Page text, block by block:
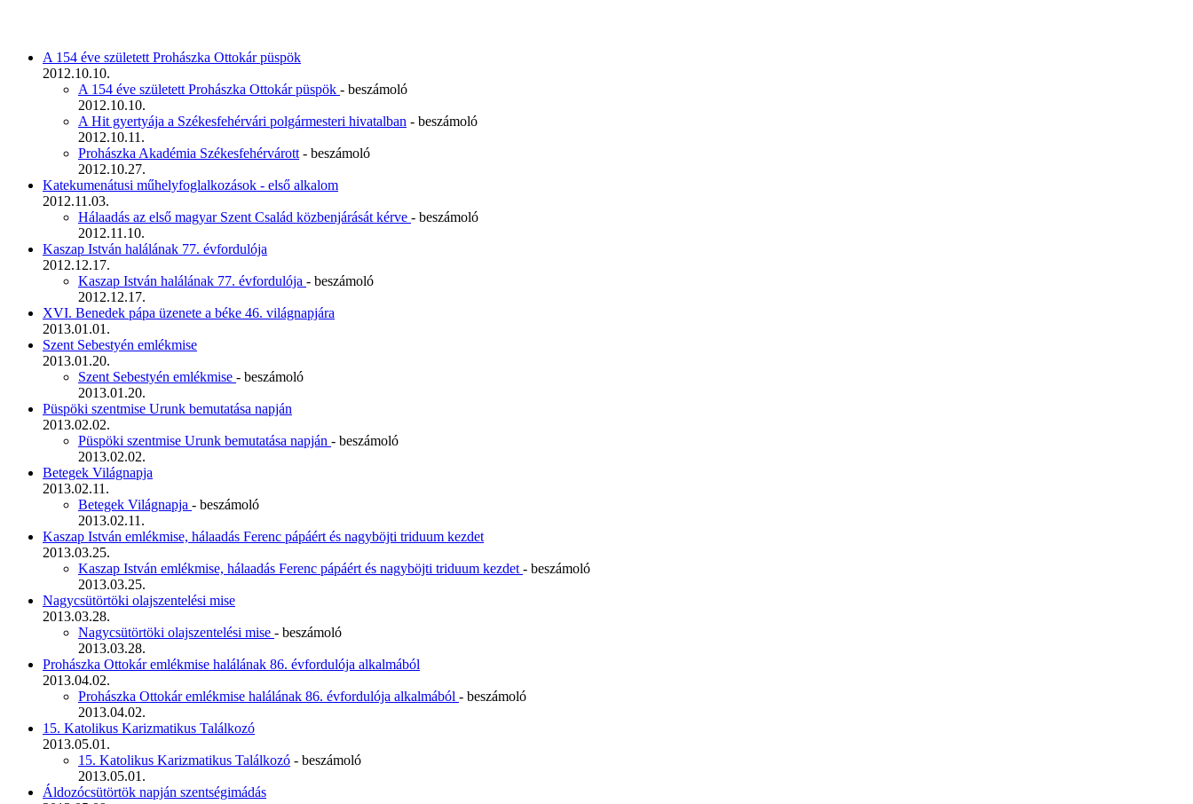
A 154 éve született Prohászka Ottokár püspök
2012.10.10.
A 154 éve született Prohászka Ottokár püspök - beszámoló
2012.10.10.
A Hit gyertyája a Székesfehérvári polgármesteri hivatalban - beszámoló
2012.10.11.
Prohászka Akadémia Székesfehérvárott - beszámoló
2012.10.27.
Katekumenátusi műhelyfoglalkozások - első alkalom
2012.11.03.
Hálaadás az első magyar Szent Család közbenjárását kérve - beszámoló
2012.11.10.
Kaszap István halálának 77. évfordulója
2012.12.17.
Kaszap István halálának 77. évfordulója - beszámoló
2012.12.17.
XVI. Benedek pápa üzenete a béke 46. világnapjára
2013.01.01.
Szent Sebestyén emlékmise
2013.01.20.
Szent Sebestyén emlékmise - beszámoló
2013.01.20.
Püspöki szentmise Urunk bemutatása napján
2013.02.02.
Püspöki szentmise Urunk bemutatása napján - beszámoló
2013.02.02.
Betegek Világnapja
2013.02.11.
Betegek Világnapja - beszámoló
2013.02.11.
Kaszap István emlékmise, hálaadás Ferenc pápáért és nagyböjti triduum kezdet
2013.03.25.
Kaszap István emlékmise, hálaadás Ferenc pápáért és nagyböjti triduum kezdet - beszámoló
2013.03.25.
Nagycsütörtöki olajszentelési mise
2013.03.28.
Nagycsütörtöki olajszentelési mise - beszámoló
2013.03.28.
Prohászka Ottokár emlékmise halálának 86. évfordulója alkalmából
2013.04.02.
Prohászka Ottokár emlékmise halálának 86. évfordulója alkalmából - beszámoló
2013.04.02.
15. Katolikus Karizmatikus Találkozó
2013.05.01.
15. Katolikus Karizmatikus Találkozó - beszámoló
2013.05.01.
Áldozócsütörtök napján szentségimádás